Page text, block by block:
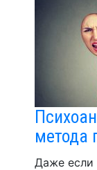
метода
Даже если